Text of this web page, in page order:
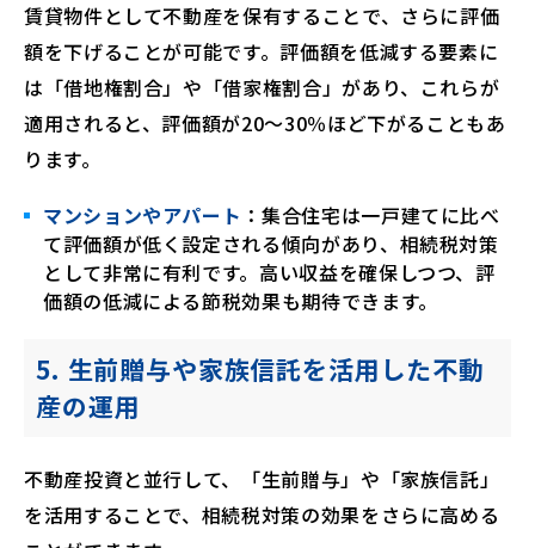
賃貸物件として不動産を保有することで、さらに評価
額を下げることが可能です。評価額を低減する要素に
は「借地権割合」や「借家権割合」があり、これらが
適用されると、評価額が20〜30％ほど下がることもあ
ります。
マンションやアパート ：集合住宅は一戸建てに比べ
て評価額が低く設定される傾向があり、相続税対策
として非常に有利です。高い収益を確保しつつ、評
価額の低減による節税効果も期待できます。
5. 生前贈与や家族信託を活用した不動
産の運用
不動産投資と並行して、「生前贈与」や「家族信託」
を活用することで、相続税対策の効果をさらに高める